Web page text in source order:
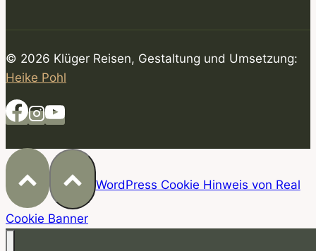
© 2026 Klüger Reisen, Gestaltung und Umsetzung:
Heike Pohl
WordPress Cookie Hinweis von Real
Cookie Banner